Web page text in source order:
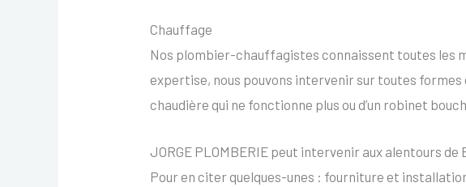
Chauffage
Nos plombier-chauffagistes connaissent toutes les
expertise, nous pouvons intervenir sur toutes formes
chaudière qui ne fonctionne plus ou d’un robinet
JORGE PLOMBERIE peut intervenir aux alentours
Pour en citer quelques-unes : fourniture et